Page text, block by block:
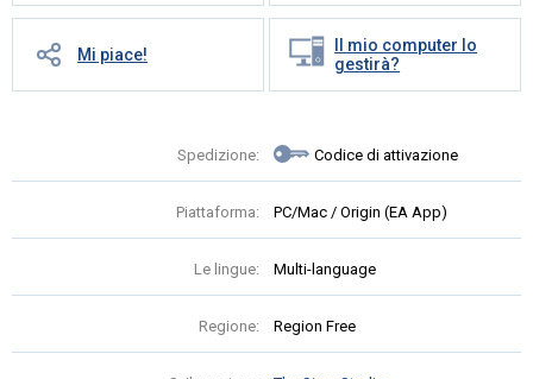
Mi piace!
Il mio computer lo
gestirà?
Spedizione: Codice di attivazione
Piattaforma: PC/Mac / Origin (EA App)
Le lingue: Multi-language
Regione: Region Free